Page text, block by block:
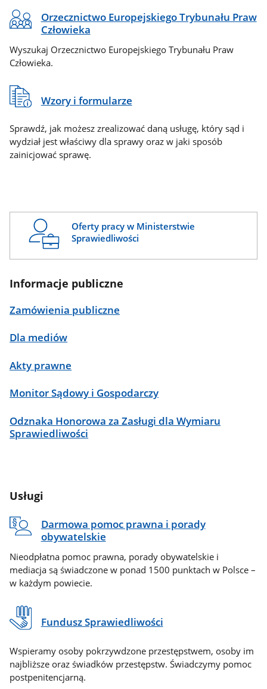
Orzecznictwo Europejskiego Trybunału Praw
Człowieka
Wyszukaj Orzecznictwo Europejskiego Trybunału Praw
Człowieka.
Wzory i formularze
Sprawdź, jak możesz zrealizować daną usługę, który sąd i
wydział jest właściwy dla sprawy oraz w jaki sposób
zainicjować sprawę.
Oferty pracy w Ministerstwie
Sprawiedliwości
Informacje publiczne
Zamówienia publiczne
Dla mediów
Akty prawne
Monitor Sądowy i Gospodarczy
Odznaka Honorowa za Zasługi dla Wymiaru
Sprawiedliwości
Usługi
Darmowa pomoc prawna i porady
obywatelskie
Nieodpłatna pomoc prawna, porady obywatelskie i
mediacja są świadczone w ponad 1500 punktach w Polsce –
w każdym powiecie.
Fundusz Sprawiedliwości
Wspieramy osoby pokrzywdzone przestępstwem, osoby im
najbliższe oraz świadków przestępstw. Świadczymy pomoc
postpenitencjarną.